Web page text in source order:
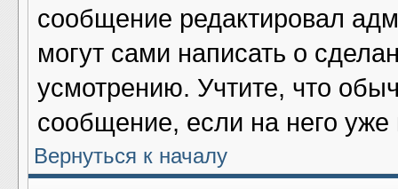
сообщение редактировал
могут сами написать о
усмотрению. Учтите, что
сообщение, если на него уже
Вернуться к началу